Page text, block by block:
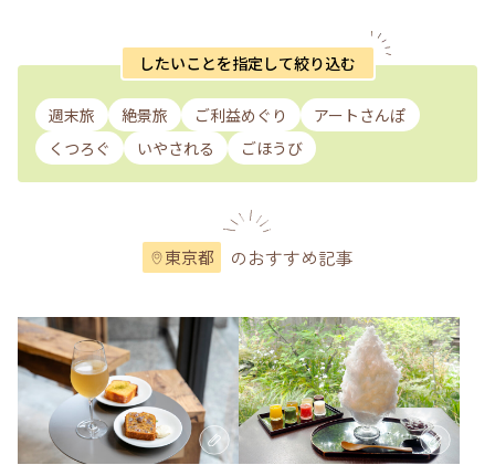
したいことを指定して絞り込む
週末旅 絶景旅 ご利益めぐり
アートさんぽ
くつろぐ
いやされる ごほうび
東京都 のおすすめ記事